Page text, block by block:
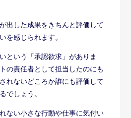
出した成果をきちんと評価して
を感じられます。
という「承認欲求」がありま
の責任者として担当したのにも
れないどころか誰にも評価して
でしょう。
ない小さな行動や仕事に気付い